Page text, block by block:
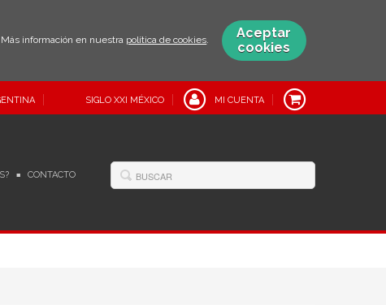
información en nuestra política de cookies.
Aceptar
cookies
SIGLO XXI MÉXICO MI CUENTA
CONTACTO